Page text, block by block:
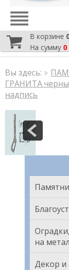
В корзине
На сумму 0
Вы здесь:
ГРАНИТА
надпись
на
Декор и